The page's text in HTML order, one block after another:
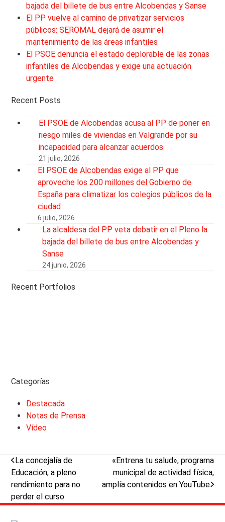
bajada del billete de bus entre Alcobendas y Sanse
El PP vuelve al camino de privatizar servicios
públicos: SEROMAL dejará de asumir el
mantenimiento de las áreas infantiles
El PSOE denuncia el estado deplorable de las zonas
infantiles de Alcobendas y exige una actuación
urgente
Recent Posts
El PSOE de Alcobendas acusa al PP de poner en
riesgo miles de viviendas en Valgrande por su
incapacidad para alcanzar acuerdos
21 julio, 2026
El PSOE de Alcobendas exige al PP que
aproveche los 200 millones del Gobierno de
España para climatizar los colegios públicos de la
ciudad
6 julio, 2026
La alcaldesa del PP veta debatir en el Pleno la
bajada del billete de bus entre Alcobendas y
Sanse
24 junio, 2026
Recent Portfolios
Categorías
Destacada
Notas de Prensa
Vídeo
previous
post:
La concejalía de
Educación, a pleno
rendimiento para no
perder el curso
next
post:
«Entrena tu salud», programa
municipal de actividad física,
amplía contenidos en YouTube